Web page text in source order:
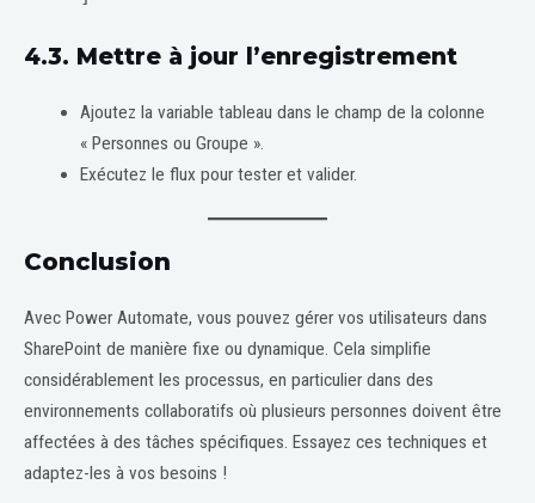
4.3. Mettre à jour l’enregistrement
Ajoutez la variable tableau dans le champ de la colonne
« Personnes ou Groupe ».
Exécutez le flux pour tester et valider.
Conclusion
Avec Power Automate, vous pouvez gérer vos utilisateurs dans
SharePoint de manière fixe ou dynamique. Cela simplifie
considérablement les processus, en particulier dans des
environnements collaboratifs où plusieurs personnes doivent être
affectées à des tâches spécifiques. Essayez ces techniques et
adaptez-les à vos besoins !